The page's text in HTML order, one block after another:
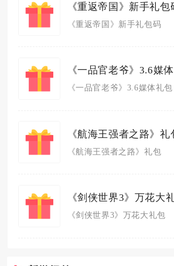
《重返帝国》新手礼包
《重返帝国》新手礼包码
《一品官老爷》3.6媒
《一品官老爷》3.6媒体礼包
《航海王强者之路》礼
《航海王强者之路》礼包
《剑侠世界3》万花大
《剑侠世界3》万花大礼包